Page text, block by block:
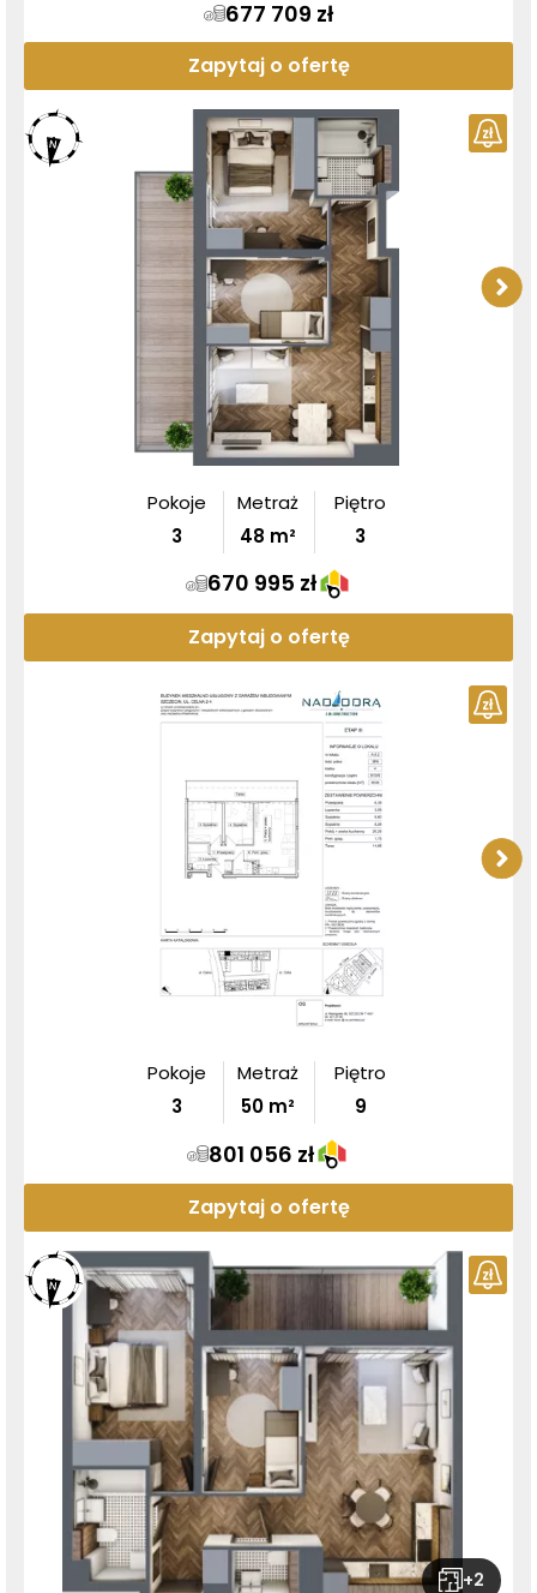
677 709 zł
Zapytaj o ofertę
Pokoje
3
Metraż
48 m²
Piętro
3
670 995 zł
Zapytaj o ofertę
Pokoje
3
Metraż
50 m²
Piętro
9
801 056 zł
Zapytaj o ofertę
+2